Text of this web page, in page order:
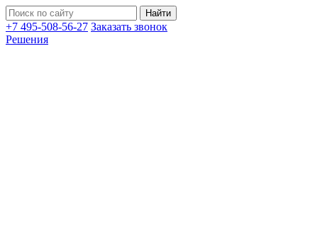
+7 495-508-56-27 Заказать звонок
Решения